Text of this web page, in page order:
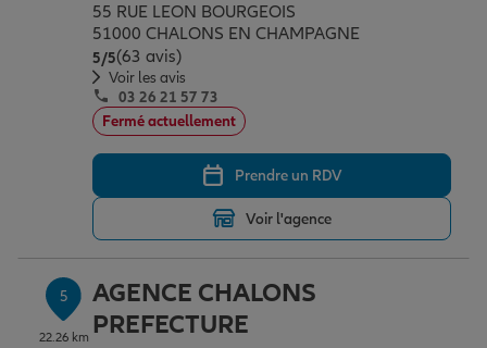
55 RUE LEON BOURGEOIS
51000 CHALONS EN CHAMPAGNE
5/5Note de 5 sur 5
(63 avis)
Voir les avis
03 26 21 57 73
Fermé actuellement
Prendre un RDV
Voir l'agence
5
22.26 km
AGENCE CHALONS
PREFECTURE